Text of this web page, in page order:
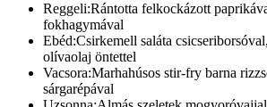
Reggeli:Rántotta felkockázott
fokhagymával
Ebéd:Csirkemell saláta
olívaolaj öntettel
Vacsora:Marhahúsos stir-fry barna
sárgarépával